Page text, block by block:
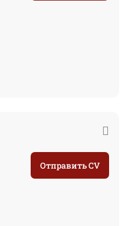
Отправить CV